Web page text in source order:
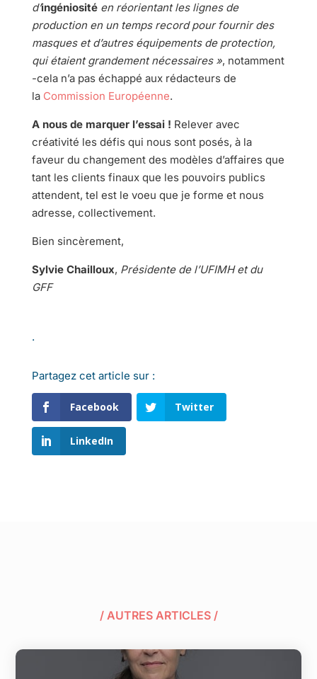
d’ingéniositéen réorientant les lignes de
production en un temps record pour fournir des
masques et d’autres équipements de protection,
qui étaient grandement nécessaires », notamment
-cela n’a pas échappé aux rédacteurs de
la Commission Européenne.
A nous de marquer l’essai ! Relever avec
créativité les défis qui nous sont posés, à la
faveur du changement des modèles d’affaires que
tant les clients finaux que les pouvoirs publics
attendent, tel est le voeu que je forme et nous
adresse, collectivement.
Bien sincèrement,
Sylvie Chailloux, Présidente de l’UFIMH et du
GFF
.
Partagez cet article sur :
Facebook Twitter
LinkedIn
/ AUTRES ARTICLES /